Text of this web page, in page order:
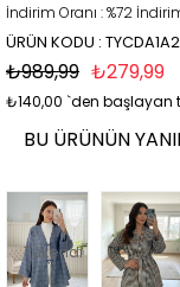
İndirim Oranı :%72
ÜRÜN KODU :
₺989,99 ₺279,99
₺140,00 `den başlayan
BU ÜRÜNÜN
Tükendi